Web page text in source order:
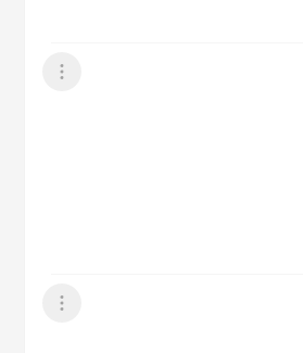
عرض القائمة
عرض القائمة